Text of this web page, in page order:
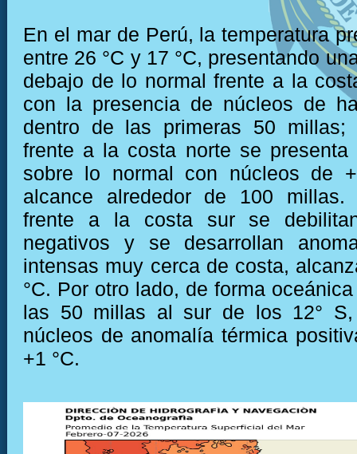
En el mar de Perú, la temperatura
entre 26 °C y 17 °C, presentando
debajo de lo normal frente a la
con la presencia de núcleos de
dentro de las primeras 50 millas;
frente a la costa norte se presenta
sobre lo normal con núcleos de
alcance alrededor de 100 millas.
frente a la costa sur se
negativos y se desarrollan
intensas muy cerca de costa,
°C. Por otro lado, de forma
las 50 millas al sur de los 12° S,
núcleos de anomalía térmica
+1 °C.